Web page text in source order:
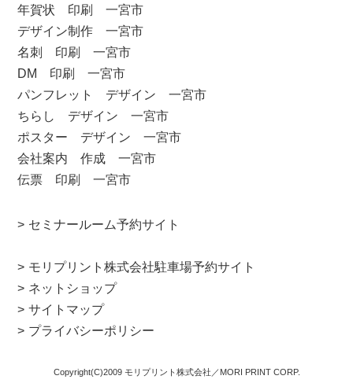
年賀状 印刷 一宮市
デザイン制作 一宮市
名刺 印刷 一宮市
DM 印刷 一宮市
パンフレット デザイン 一宮市
ちらし デザイン 一宮市
ポスター デザイン 一宮市
会社案内 作成 一宮市
伝票 印刷 一宮市
セミナールーム予約サイト
モリプリント株式会社駐車場予約サイト
ネットショップ
サイトマップ
プライバシーポリシー
Copyright(C)2009 モリプリント株式会社／MORI PRINT CORP.